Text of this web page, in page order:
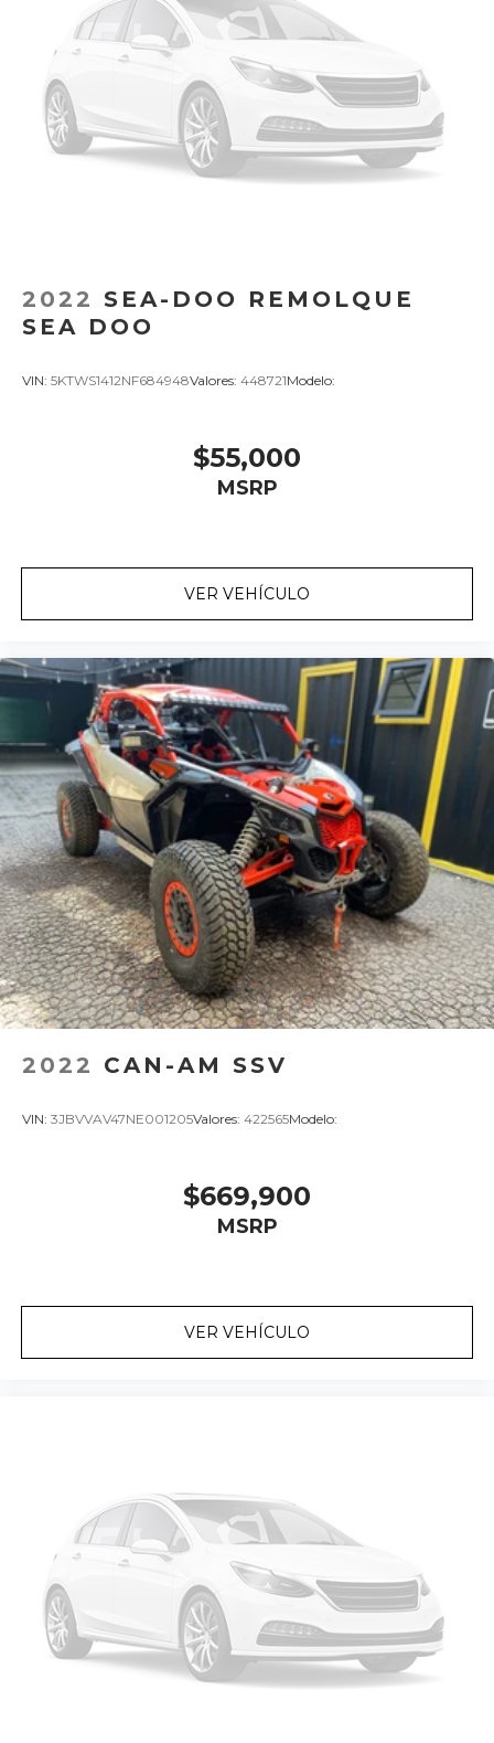
2022 SEA-DOO REMOLQUE
SEA DOO
VIN: 5KTWS1412NF684948Valores: 448721Modelo:
$55,000
MSRP
VER VEHÍCULO
2022 CAN-AM SSV
VIN: 3JBVVAV47NE001205Valores: 422565Modelo:
$669,900
MSRP
VER VEHÍCULO